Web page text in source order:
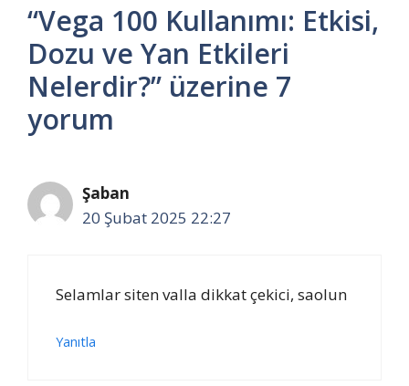
“Vega 100 Kullanımı: Etkisi,
Dozu ve Yan Etkileri
Nelerdir?” üzerine 7
yorum
Şaban
20 Şubat 2025 22:27
Selamlar siten valla dikkat çekici, saolun
Yanıtla